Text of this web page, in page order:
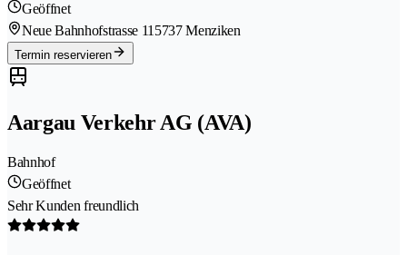
Geöffnet
Neue Bahnhofstrasse 11 5737 Menziken
Termin reservieren
Aargau Verkehr AG (AVA)
Bahnhof
Geöffnet
Sehr Kunden freundlich